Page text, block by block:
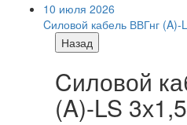
10 июля 2026
Cиловой кабель ВВГнг (A)-
Назад
Cиловой
(A)-LS 3х1,5